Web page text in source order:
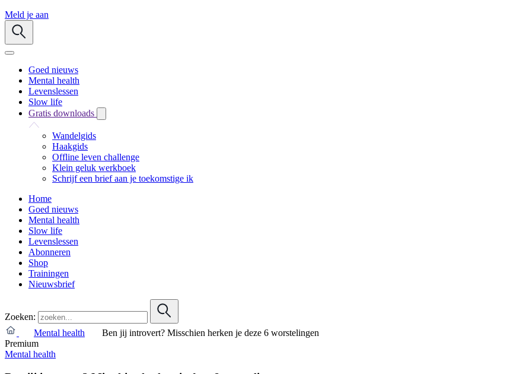
Meld je aan
Goed nieuws
Mental health
Levenslessen
Slow life
Gratis downloads
Wandelgids
Haakgids
Offline leven challenge
Klein geluk werkboek
Schrijf een brief aan je toekomstige ik
Home
Goed nieuws
Mental health
Slow life
Levenslessen
Abonneren
Shop
Trainingen
Nieuwsbrief
Zoeken:
Mental health
Ben jij introvert? Misschien herken je deze 6 worstelingen
Premium
Mental health